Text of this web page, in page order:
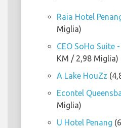
Raia Hotel
Miglia)
CEO SoHo Suite
KM / 2,98 Miglia)
A Lake HouZz
Econtel
Miglia)
U Hotel Penang